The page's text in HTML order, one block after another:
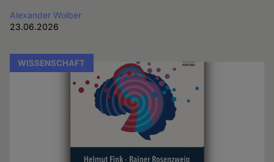
Alexander Wolber
23.06.2026
WISSENSCHAFT